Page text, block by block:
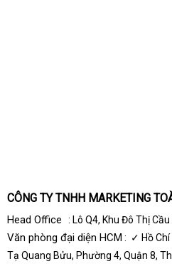
CÔNG TY TNHH MARKETING
Head Office : Lô Q4, Khu Đô Thị
Văn phòng đại diện HCM : ✓ Hồ Chí
Tạ Quang Bửu, Phường 4, Quận 8,